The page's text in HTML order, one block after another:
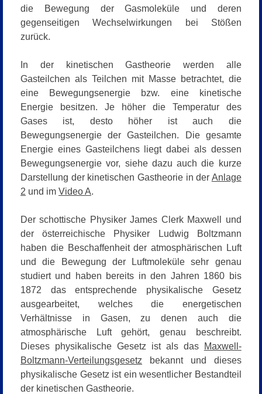
die Bewegung der Gasmoleküle und deren
gegenseitigen Wechselwirkungen bei Stößen
zurück.
In der kinetischen Gastheorie werden alle
Gasteilchen als Teilchen mit Masse betrachtet, die
eine Bewegungsenergie bzw. eine kinetische
Energie besitzen. Je höher die Temperatur des
Gases ist, desto höher ist auch die
Bewegungsenergie der Gasteilchen. Die gesamte
Energie eines Gasteilchens liegt dabei als dessen
Bewegungsenergie vor, siehe dazu auch die kurze
Darstellung der kinetischen Gastheorie in der Anlage
2 und im Video A.
Der schottische Physiker James Clerk Maxwell und
der österreichische Physiker Ludwig Boltzmann
haben die Beschaffenheit der atmosphärischen Luft
und die Bewegung der Luftmoleküle sehr genau
studiert und haben bereits in den Jahren 1860 bis
1872 das entsprechende physikalische Gesetz
ausgearbeitet, welches die energetischen
Verhältnisse in Gasen, zu denen auch die
atmosphärische Luft gehört, genau beschreibt.
Dieses physikalische Gesetz ist als das
Maxwell-
Boltzmann-Verteilungsgesetz bekannt und dieses
physikalische Gesetz ist ein wesentlicher Bestandteil
der kinetischen Gastheorie.